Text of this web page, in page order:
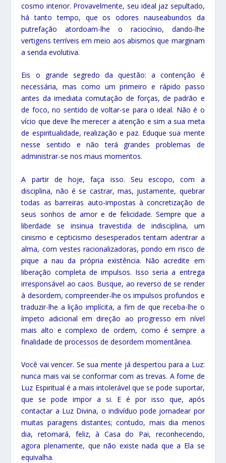
cosmo interior. Provavelmente, seu ideal jaz sepultado,
há tanto tempo, que os odores nauseabundos da
putrefação atordoam-lhe o raciocínio, dando-lhe
vertigens terríveis em meio aos abismos que marginam
a senda evolutiva.
Eis o grande segredo da questão: a contenção é
necessária, mas como um primeiro e rápido passo
antes da imediata comutação de forças, de padrão e
de foco, no sentido de voltar-se para o ideal. Não é o
vício que deve lhe merecer a atenção e sim a sua meta
de espiritualidade, realização e paz. Eduque sua mente
nesse sentido e não terá grandes problemas de
administrar-se nos maus momentos.
A partir de hoje, faça isso. Seu escopo, com a
disciplina, não é se castrar, mas, justamente, quebrar
todas as barreiras auto-impostas à concretização de
seus sonhos de amor e de felicidade. Sempre que a
liberdade se insinua travestida de indisciplina, um
cinismo e cepticismo desesperados tentam adentrar a
alma, com vestes racionalizadoras, pondo em risco de
pique a nau da própria existência. Não acredite em
liberação completa de impulsos. Isso seria a entrega
irresponsável ao caos. Busque, ao reverso de se render
à desordem, compreender-lhe os impulsos profundos e
traduzir-lhe a lição implícita, a fim de que receba-lhe o
ímpeto adicional em direção ao progresso em nível
mais alto e complexo de ordem, como é sempre a
finalidade de processos de desordem momentânea.
Você vai vencer. Se sua mente já despertou para a Luz:
nunca mais vai se conformar com as trevas. A fome de
Luz Espiritual é a mais intolerável que se pode suportar,
que se pode impor a si. E é por isso que, após
contactar a Luz Divina, o indivíduo pode jornadear por
muitas paragens distantes; contudo, mais dia menos
dia, retornará, feliz, à Casa do Pai, reconhecendo,
agora plenamente, que não existe nada que a Ela se
equivalha.